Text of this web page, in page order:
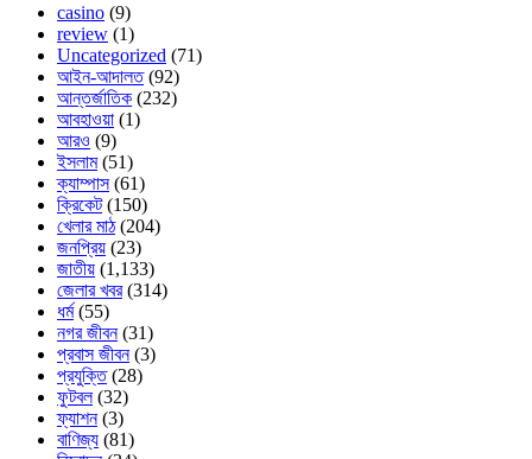
casino (9)
review (1)
Uncategorized (71)
আইন-আদালত(92)
আন্তর্জাতিক (232)
আবহাওয়া (1)
আরও (9)
ইসলাম(51)
ক্যাম্পাস(61)
ক্রিকেট(150)
খেলার মাঠ(204)
জনপ্রিয় (23)
জাতীয় (1,133)
জেলার খবর(314)
ধর্ম(55)
নগর জীবন(31)
প্রবাস জীবন(3)
প্রযুক্তি(28)
ফুটবল(32)
ফ্যাশন(3)
বাণিজ্য (81)